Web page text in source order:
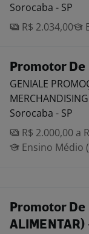
Sorocaba - SP
R$ 2.034,00
Promotor
GENIALE
MERCHANDISING
Sorocaba - SP
R$ 2.000,00 a
Ensino Médio
Promotor De
ALIMENTAR)